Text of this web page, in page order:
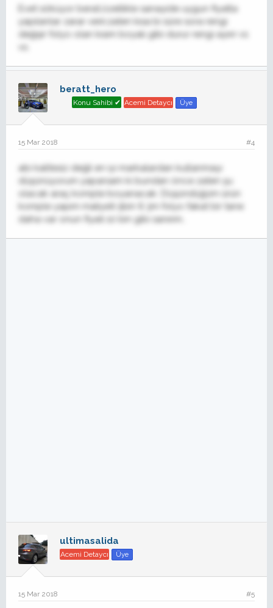
Evet söküyor berat,özellikle sanayide uygun fiyatla
yapılanlar zarar verir,zaten kısa bi süre sora rengi
değişir folyo olan kısım boyalı gibi durur rengi ayırır vs
vs.
beratt_hero
Konu Sahibi ✔ Acemi Detaycı Üye
15 Mar 2018 #4
abi kalitesiz değil en iyi markalardan kullanmayı
düşünüyorum yaparsam ki bundan önce zaten şu
olacak araç komple boyanacak. Düşündüğüm ürün
komple yapım maliyeti 5bin tl 3m folyo fakat bir tane
daha var onun fiyatı 10 bin gibi sanırım..
ultimasalida
Acemi Detaycı Üye
15 Mar 2018 #5